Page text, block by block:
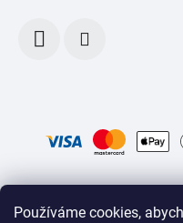
Používáme cookies,